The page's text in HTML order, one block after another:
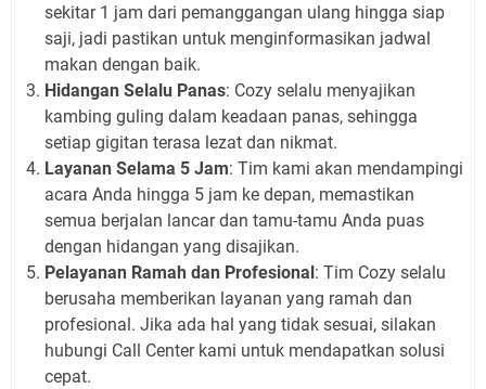
sekitar 1 jam dari pemanggangan ulang hingga siap
saji, jadi pastikan untuk menginformasikan jadwal
makan dengan baik.
Hidangan Selalu Panas: Cozy selalu menyajikan
kambing guling dalam keadaan panas, sehingga
setiap gigitan terasa lezat dan nikmat.
Layanan Selama 5 Jam: Tim kami akan mendampingi
acara Anda hingga 5 jam ke depan, memastikan
semua berjalan lancar dan tamu-tamu Anda puas
dengan hidangan yang disajikan.
Pelayanan Ramah dan Profesional : Tim Cozy selalu
berusaha memberikan layanan yang ramah dan
profesional. Jika ada hal yang tidak sesuai, silakan
hubungi Call Center kami untuk mendapatkan solusi
cepat.